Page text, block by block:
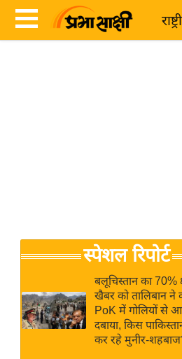
Breaking
News in
Hindi
जगत
राय
बजट
स्पेशल रिपोर्ट
बलूचिस्तान का 70%
खैबर को तालिबान ने
PoK में गोलियों से
दबाया, किस
कर रहे मुनीर-